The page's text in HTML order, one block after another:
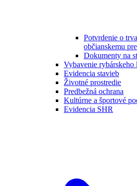
Potvrdenie o
občianskemu
Dokumenty na
Vybavenie rybárskeho
Evidencia stavieb
Životné prostredie
Predbežná ochrana
Kultúrne a športové
Evidencia SHR